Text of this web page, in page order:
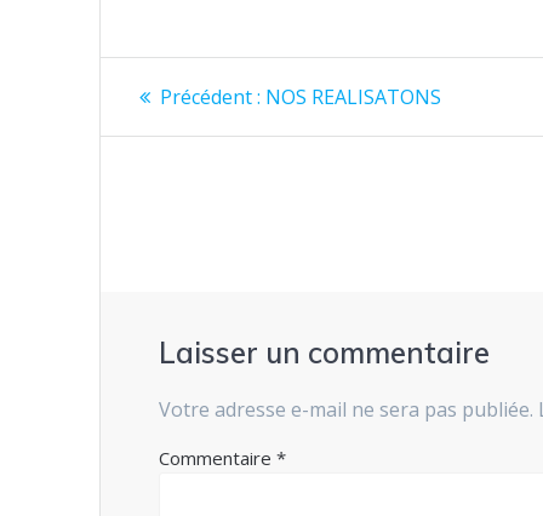
Navigation
de
Précédent : Article
NOS REALISATONS
Laisser un commentaire
Votre adresse e-mail ne sera pas publiée.
Commentaire*